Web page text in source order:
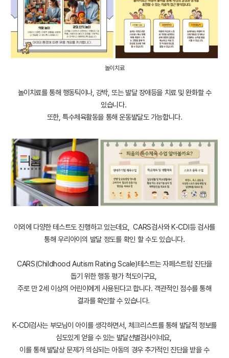
놀이치료
놀이치료를 통해 행동틱이나, 강박, 또는 발달 장애등을 치료 및 완화할 수
있습니다.
또한, 특수체육활동을 통해 운동발달도 가능합니다.
이외에 다양한 테스트도 진행하고 있는데요,CARS검사와 K-CDI등 검사를
통해 우리아이의 발달 정도를 확인 할 수도 있습니다.
CARS(Childhood Autism Rating Scale)테스트는 자페스트럼 진단을
돕기 위한 행동 평가 척도이구요,
주로 만 2세 이상의 어린이에게 사용된다고 합니다. 객관적인 점수를 통해
결과를 확인할 수 있습니다.
K-CDI검사는 부모님이 아이를 생각하면서, 체크리스트를 통해 발달적 정보를
심도있게 얻을 수 있는 발달선별검사이네요,
이를 통해 발달상 문제가 의심되는 아동의 경우 추가적인 진단을 받을 수